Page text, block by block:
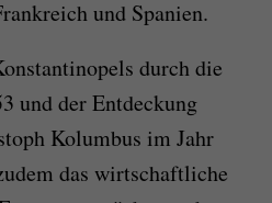
und Spanien.
durch die
und der Entdeckung
Kolumbus im Jahr
das wirtschaftliche